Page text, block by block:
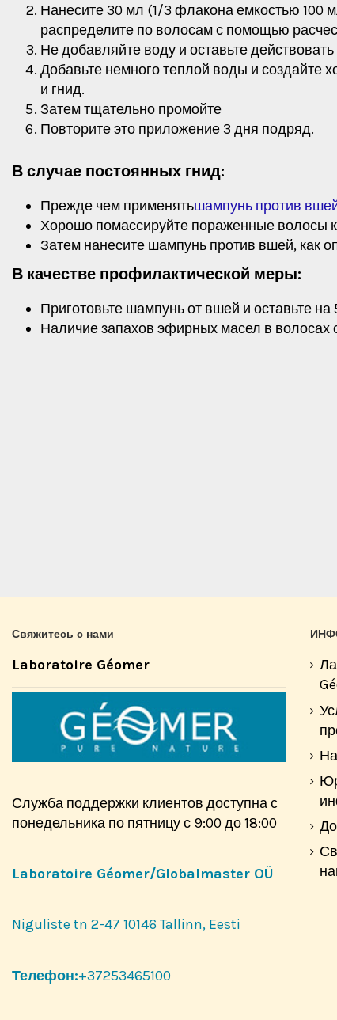
Нанесите 30 мл (1/3 флакона емкостью 100
распределите по волосам с помощью
Не добавляйте воду и оставьте действовать
Добавьте немного теплой воды и создайте
и гнид.
Затем тщательно промойте
Повторите это приложение 3 дня подряд.
В случае постоянных гнид:
Прежде чем применятьшампунь против
Хорошо помассируйте пораженные волосы
Затем нанесите шампунь против вшей, как
В качестве профилактической меры:
Приготовьте шампунь от вшей и оставьте
Наличие запахов эфирных масел в
Свяжитесь с нами
Laboratoire Géomer
Служба поддержки клиентов доступна с
понедельника по пятницу с 9:00 до 18:00
Laboratoire Géomer/Globalmaster OÜ
Niguliste tn 2-47 10146 Tallinn, Eesti
Телефон:+37253465100